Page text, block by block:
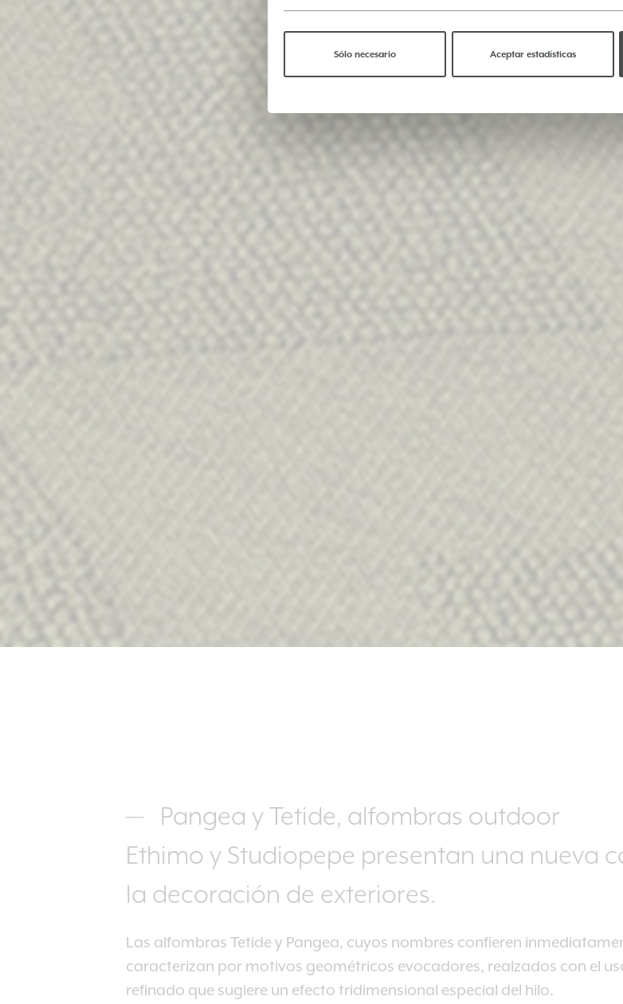
Pangea y Tetide, alfombras outdoor
Ethimo y Studiopepe presentan una nueva
la decoración de exteriores.
Las alfombras Tetide y Pangea, cuyos nombres confieren
caracterizan por motivos geométricos evocadores, realzados con el
refinado que sugiere un efecto tridimensional especial del hilo.
Sólo necesario Aceptar estadísticas